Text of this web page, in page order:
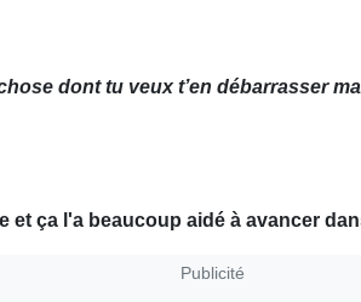
dont tu veux t’en débarrasser
et ça l'a beaucoup aidé à avancer
Publicité